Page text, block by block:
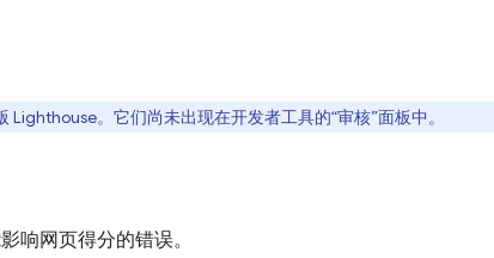
Lighthouse。它们尚未出现在开发者工具的“审核”面板中。
响网页得分的错误。